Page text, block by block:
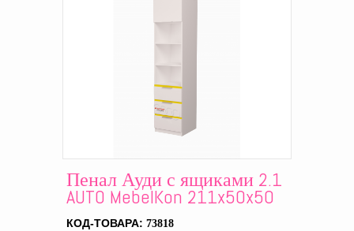
Пенал Ауди с ящиками 2.1
AUTO MebelKon 211x50x50
КОД-ТОВАРА: 73818